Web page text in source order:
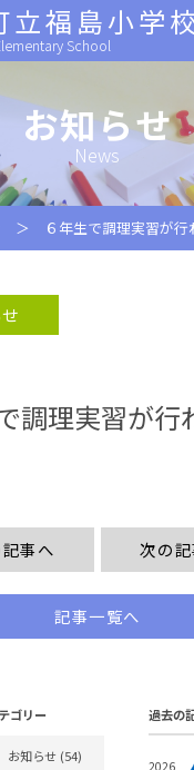
立福島小学校
School
お知らせ
News
＞ ６年生で調理実習が行
調理実習が行
事へ 次の
記事一覧へ
ゴリー
お知らせ (54)
過去の
2026